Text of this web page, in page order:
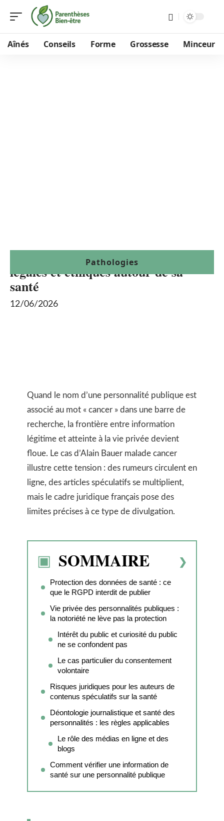
Aînés Conseils Forme Grossesse Minceur
Pathologies
Alain Bauer malade cancer : limites
légales et éthiques autour de sa
santé
12/06/2026
Quand le nom d’une personnalité publique est
associé au mot « cancer » dans une barre de
recherche, la frontière entre information
légitime et atteinte à la vie privée devient
floue. Le cas d’Alain Bauer malade cancer
illustre cette tension : des rumeurs circulent en
ligne, des articles spéculatifs se multiplient,
mais le cadre juridique français pose des
limites précises à ce type de divulgation.
SOMMAIRE
Protection des données de santé : ce
que le RGPD interdit de publier
Vie privée des personnalités publiques :
la notoriété ne lève pas la protection
Intérêt du public et curiosité du public
ne se confondent pas
Le cas particulier du consentement
volontaire
Risques juridiques pour les auteurs de
contenus spéculatifs sur la santé
Déontologie journalistique et santé des
personnalités : les règles applicables
Le rôle des médias en ligne et des
blogs
Comment vérifier une information de
santé sur une personnalité publique